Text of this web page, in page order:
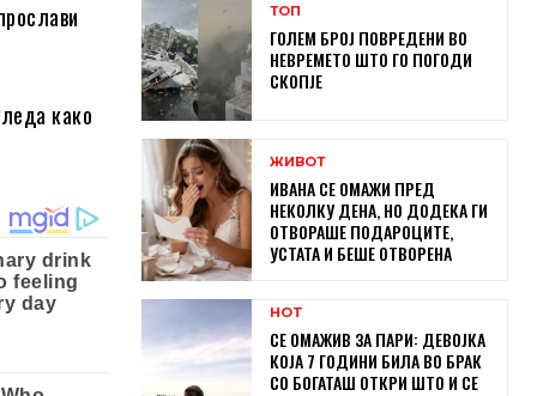
како
ТОП
ГОЛЕМ БРОЈ ПОВРЕДЕНИ ВО
НЕВРЕМЕТО ШТО ГО ПОГОДИ
СКОПЈЕ
ЖИВОТ
ИВАНА СЕ ОМАЖИ ПРЕД
НЕКОЛКУ ДЕНА, НО ДОДЕКА ГИ
ОТВОРАШЕ ПОДАРОЦИТЕ,
УСТАТА И БЕШЕ ОТВОРЕНА
HOT
СЕ ОМАЖИВ ЗА ПАРИ: ДЕВОЈКА
КОЈА 7 ГОДИНИ БИЛА ВО БРАК
СО БОГАТАШ ОТКРИ ШТО И СЕ